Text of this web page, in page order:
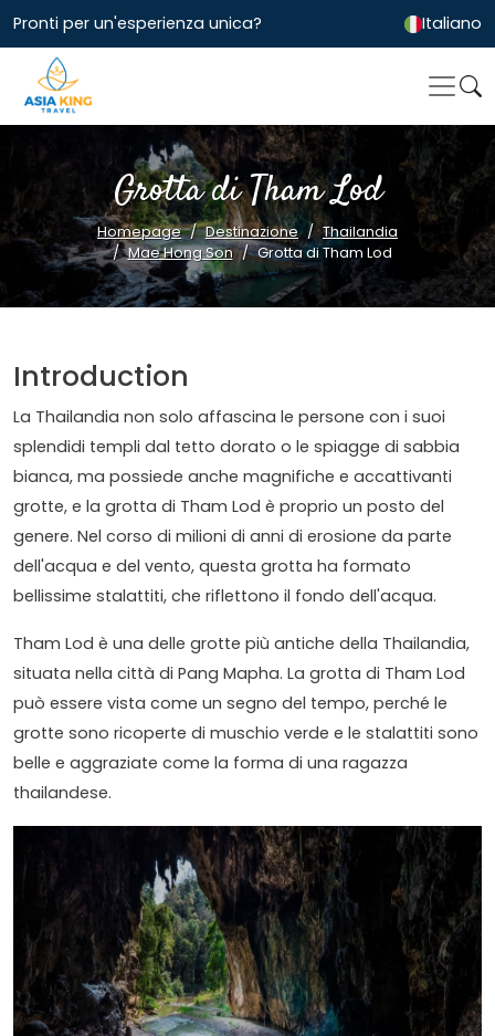
Pronti per un'esperienza unica? Italiano
Grotta di Tham Lod
Homepage Destinazione
Thailandia
Mae Hong Son
Grotta di Tham Lod
Introduction
La Thailandia non solo affascina le persone con i suoi
splendidi templi dal tetto dorato o le spiagge di sabbia
bianca, ma possiede anche magnifiche e accattivanti
grotte, e la grotta di Tham Lod è proprio un posto del
genere. Nel corso di milioni di anni di erosione da parte
dell'acqua e del vento, questa grotta ha formato
bellissime stalattiti, che riflettono il fondo dell'acqua.
Tham Lod è una delle grotte più antiche della Thailandia,
situata nella città di Pang Mapha. La grotta di Tham Lod
può essere vista come un segno del tempo, perché le
grotte sono ricoperte di muschio verde e le stalattiti sono
belle e aggraziate come la forma di una ragazza
thailandese.